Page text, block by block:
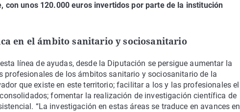
unos 120.000 euros invertidos por parte de la institución
en el ámbito sanitario y sociosanitario
línea de ayudas, desde la Diputación se persigue aumentar la
de los ámbitos sanitario y sociosanitario de la
que existe en este territorio; facilitar a los y las profesionales el
fomentar la realización de investigación científica de
“La investigación en estas áreas se traduce en avances en